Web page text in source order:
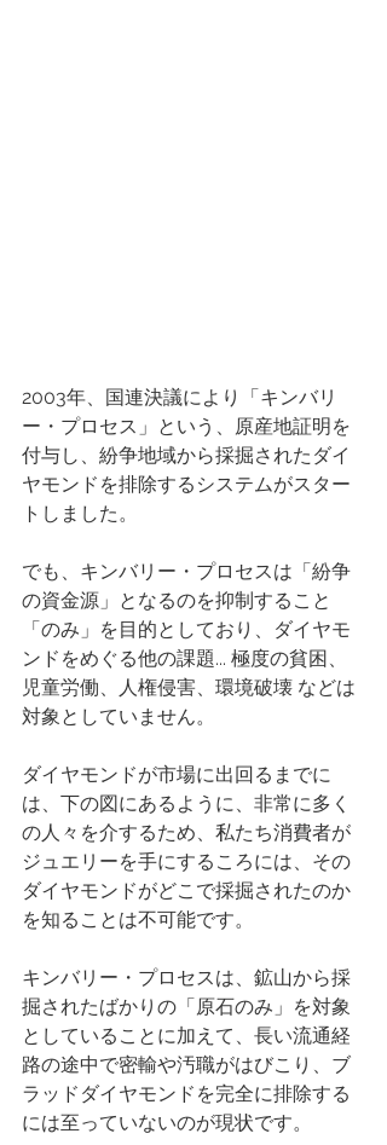
2003年、国連決議により「キンバリ
ー・プロセス」という、原産地証明を
付与し、紛争地域から採掘されたダイ
ヤモンドを排除するシステムがスター
トしました。
でも、キンバリー・プロセスは「紛争
の資金源」となるのを抑制すること
「のみ」を目的としており、ダイヤモ
ンドをめぐる他の課題... 極度の貧困、
児童労働、人権侵害、環境破壊 などは
対象としていません。
ダイヤモンドが市場に出回るまでに
は、下の図にあるように、非常に多く
の人々を介するため、私たち消費者が
ジュエリーを手にするころには、その
ダイヤモンドがどこで採掘されたのか
を知ることは不可能です。
キンバリー・プロセスは、鉱山から採
掘されたばかりの「原石のみ」を対象
としていることに加えて、長い流通経
路の途中で密輸や汚職がはびこり、ブ
ラッドダイヤモンドを完全に排除する
には至っていないのが現状です。